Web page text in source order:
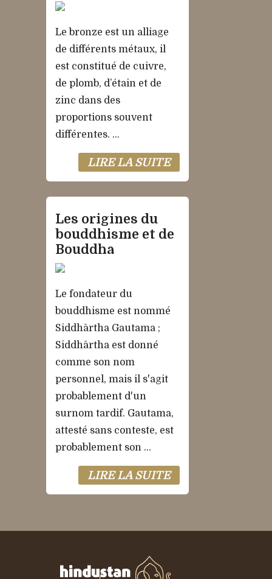
Le bronze est un alliage
de différents métaux, il
est constitué de cuivre,
de plomb, d’étain et de
zinc dans des
proportions souvent
différentes. ...
LIRE LA SUITE
Les origines du
bouddhisme et de
Bouddha
Le fondateur du
bouddhisme est nommé
Siddhārtha Gautama ;
Siddhārtha est donné
comme son nom
personnel, mais il s'agit
probablement d'un
surnom tardif. Gautama,
attesté sans conteste, est
probablement son ...
LIRE LA SUITE